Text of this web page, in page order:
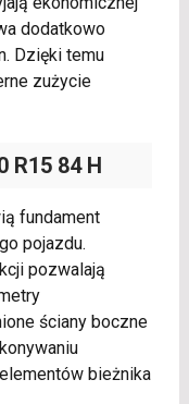
dodatkowo
Dzięki temu
zużycie
R15 84 H
fundament
pojazdu.
pozwalają
ściany boczne
bieżnika